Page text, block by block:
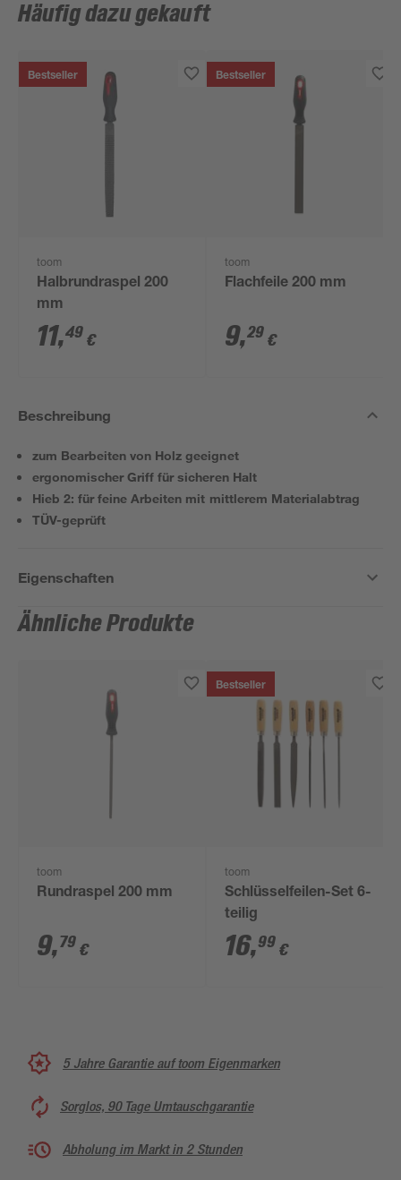
Häufig dazu gekauft
Bestseller
toom
Halbrundraspel 200
mm
11,49 €
Bestseller
toom
Flachfeile 200 mm
9,29 €
Beschreibung
zum Bearbeiten von Holz geeignet
ergonomischer Griff für sicheren Halt
Hieb 2: für feine Arbeiten mit mittlerem Materialabtrag
TÜV-geprüft
Eigenschaften
Ähnliche Produkte
toom
Rundraspel 200 mm
9,79 €
Bestseller
toom
Schlüsselfeilen-Set 6-
teilig
16,99 €
5 Jahre Garantie auf toom Eigenmarken
Sorglos, 90 Tage Umtauschgarantie
Abholung im Markt in 2 Stunden